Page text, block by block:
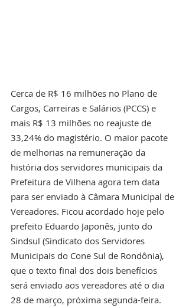
Cerca de R$ 16 milhões no Plano de
Cargos, Carreiras e Salários (PCCS) e
mais R$ 13 milhões no reajuste de
33,24% do magistério. O maior pacote
de melhorias na remuneração da
história dos servidores municipais da
Prefeitura de Vilhena agora tem data
para ser enviado à Câmara Municipal de
Vereadores. Ficou acordado hoje pelo
prefeito Eduardo Japonês, junto do
Sindsul (Sindicato dos Servidores
Municipais do Cone Sul de Rondônia),
que o texto final dos dois benefícios
será enviado aos vereadores até o dia
28 de março, próxima segunda-feira.